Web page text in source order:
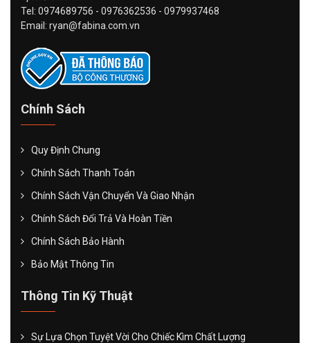
Tel: 0974689756 - 0976362536 - 0979937468
Email: ryan@fabina.com.vn
Chính Sách
Quy Định Chung
Chính Sách Thanh Toán
Chính Sách Vận Chuyển Và Giao Nhận
Chính Sách Đổi Trả Và Hoàn Tiền
Chính Sách Bảo Hành
Bảo Mật Thông Tin
Thông Tin Kỹ Thuật
Sự Lựa Chọn Tuyệt Vời Cho Chiếc Kìm Chất Lượng